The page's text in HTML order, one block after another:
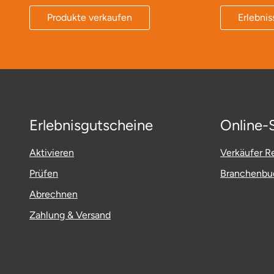
Produkte verkaufen
Erlebnisgutscheine
Aktivieren
Prüfen
Abrechnen
Zahlung & Versand
Online-
Verkäufer
Bruchköbel
Calw
Chemnitz
Coburg
Münster
Pirna
Riesa
Strausberg (Berlin/Brandenburg)
Sangerhausen
Unterwellenborn
Weimar
Witterda